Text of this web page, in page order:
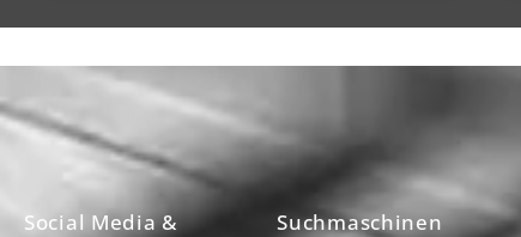
Social Media &
Suchmaschinen